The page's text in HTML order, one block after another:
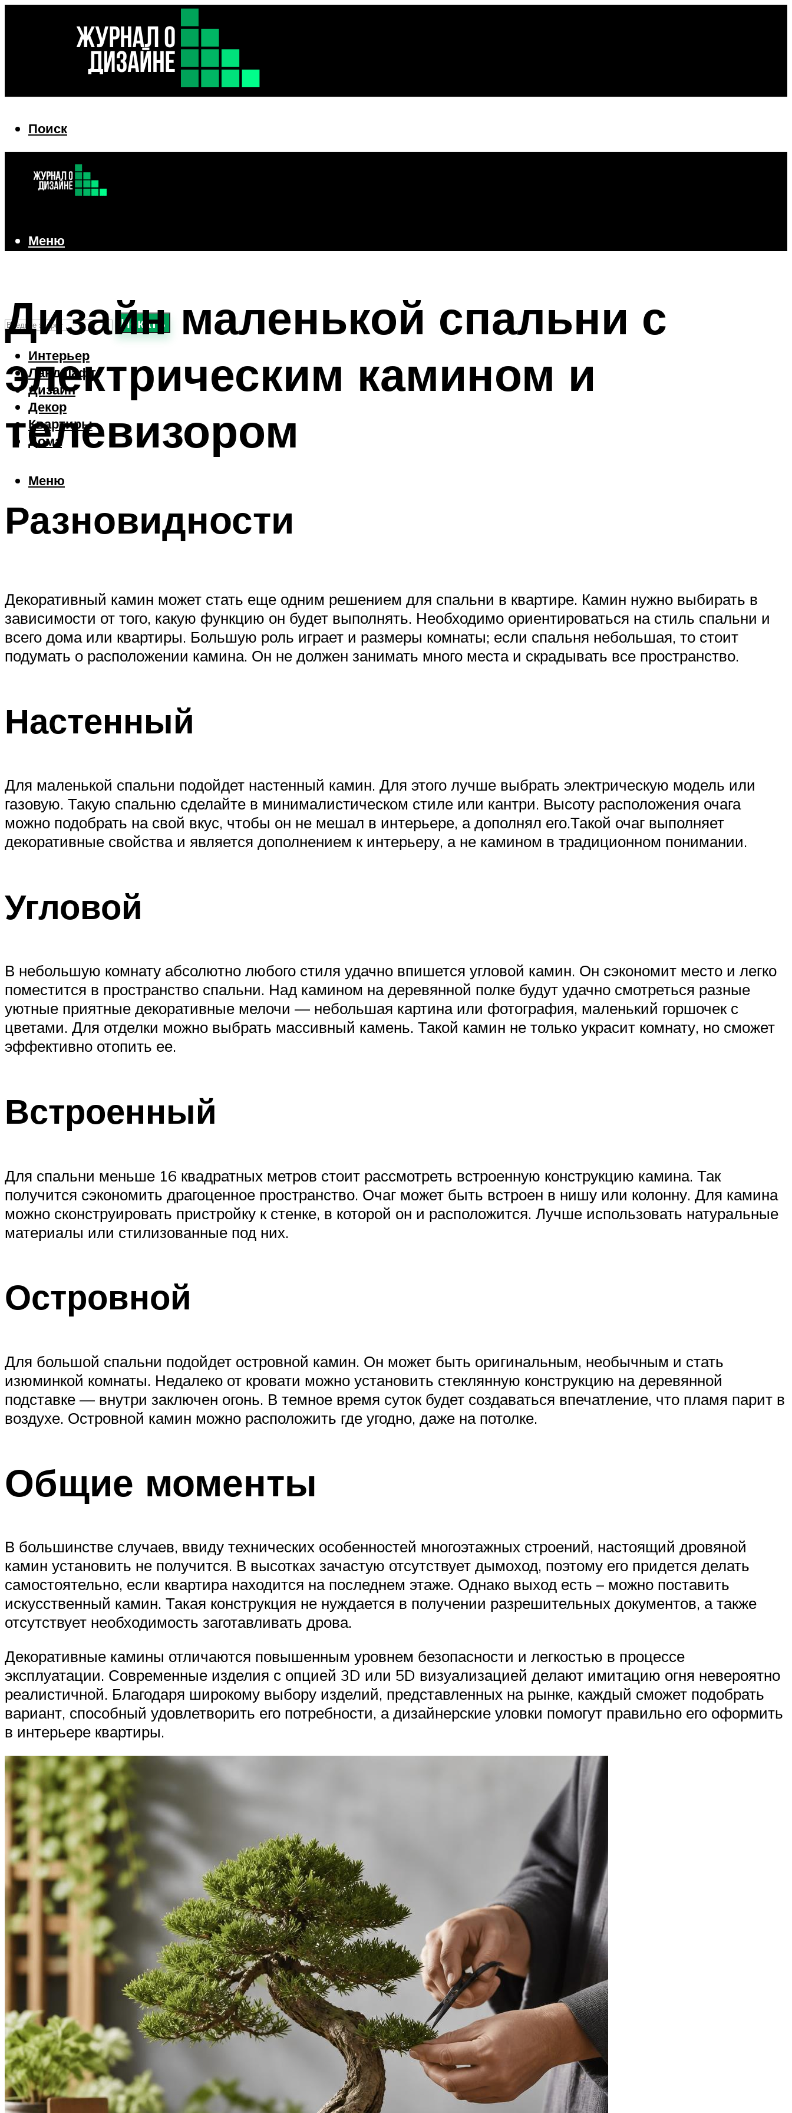
Поиск
Поиск
Искать
Интерьер
Ландшафт
Дизайн
Декор
Квартиры
Дома
Меню
Меню
Дизайн маленькой спальни с
электрическим камином и
телевизором
Разновидности
Декоративный камин может стать еще одним решением для спальни в квартире. Камин нужно выбирать в
зависимости от того, какую функцию он будет выполнять. Необходимо ориентироваться на стиль спальни и
всего дома или квартиры. Большую роль играет и размеры комнаты; если спальня небольшая, то стоит
подумать о расположении камина. Он не должен занимать много места и скрадывать все пространство.
Настенный
Для маленькой спальни подойдет настенный камин. Для этого лучше выбрать электрическую модель или
газовую. Такую спальню сделайте в минималистическом стиле или кантри. Высоту расположения очага
можно подобрать на свой вкус, чтобы он не мешал в интерьере, а дополнял его.Такой очаг выполняет
декоративные свойства и является дополнением к интерьеру, а не камином в традиционном понимании.
Угловой
В небольшую комнату абсолютно любого стиля удачно впишется угловой камин. Он сэкономит место и легко
поместится в пространство спальни. Над камином на деревянной полке будут удачно смотреться разные
уютные приятные декоративные мелочи — небольшая картина или фотография, маленький горшочек с
цветами. Для отделки можно выбрать массивный камень. Такой камин не только украсит комнату, но сможет
эффективно отопить ее.
Встроенный
Для спальни меньше 16 квадратных метров стоит рассмотреть встроенную конструкцию камина. Так
получится сэкономить драгоценное пространство. Очаг может быть встроен в нишу или колонну. Для камина
можно сконструировать пристройку к стенке, в которой он и расположится. Лучше использовать натуральные
материалы или стилизованные под них.
Островной
Для большой спальни подойдет островной камин. Он может быть оригинальным, необычным и стать
изюминкой комнаты. Недалеко от кровати можно установить стеклянную конструкцию на деревянной
подставке — внутри заключен огонь. В темное время суток будет создаваться впечатление, что пламя парит в
воздухе. Островной камин можно расположить где угодно, даже на потолке.
Общие моменты
В большинстве случаев, ввиду технических особенностей многоэтажных строений, настоящий дровяной
камин установить не получится. В высотках зачастую отсутствует дымоход, поэтому его придется делать
самостоятельно, если квартира находится на последнем этаже. Однако выход есть – можно поставить
искусственный камин. Такая конструкция не нуждается в получении разрешительных документов, а также
отсутствует необходимость заготавливать дрова.
Декоративные камины отличаются повышенным уровнем безопасности и легкостью в процессе
эксплуатации. Современные изделия с опцией 3D или 5D визуализацией делают имитацию огня невероятно
реалистичной. Благодаря широкому выбору изделий, представленных на рынке, каждый сможет подобрать
вариант, способный удовлетворить его потребности, а дизайнерские уловки помогут правильно его оформить
в интерьере квартиры.